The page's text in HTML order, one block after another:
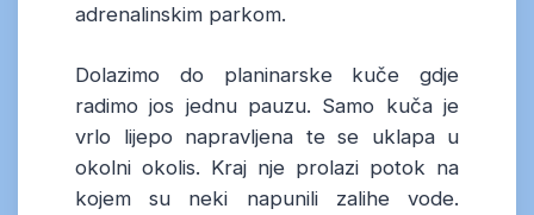
adrenalinskim parkom.
Dolazimo do planinarske kuče gdje
radimo jos jednu pauzu. Samo kuča je
vrlo lijepo napravljena te se uklapa u
okolni okolis. Kraj nje prolazi potok na
kojem su neki napunili zalihe vode.